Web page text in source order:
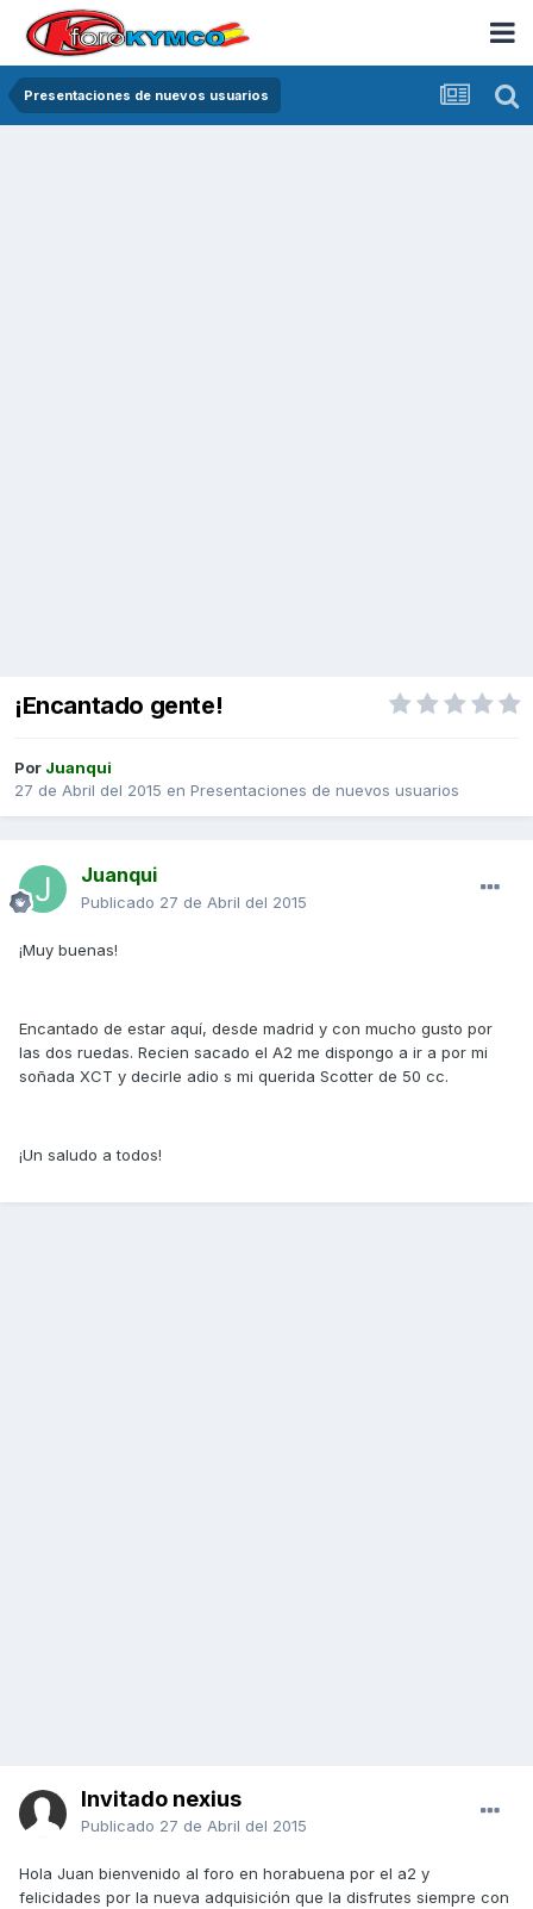
Presentaciones de nuevos usuarios
¡Encantado gente!
Por Juanqui
27 de Abril del 2015 en Presentaciones de nuevos usuarios
Juanqui
Publicado 27 de Abril del 2015
¡Muy buenas!
Encantado de estar aquí, desde madrid y con mucho gusto por
las dos ruedas. Recien sacado el A2 me dispongo a ir a por mi
soñada XCT y decirle adio s mi querida Scotter de 50 cc.
¡Un saludo a todos!
Invitado nexius
Publicado 27 de Abril del 2015
Hola Juan bienvenido al foro en horabuena por el a2 y
felicidades por la nueva adquisición que la disfrutes siempre con